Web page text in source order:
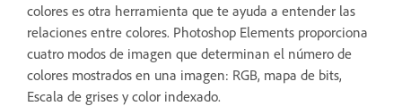
colores es otra herramienta que te ayuda a entender las
relaciones entre colores. Photoshop Elements proporciona
cuatro modos de imagen que determinan el número de
colores mostrados en una imagen: RGB, mapa de bits,
Escala de grises y color indexado.